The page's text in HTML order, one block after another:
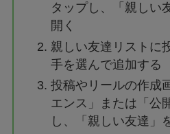
タップし、「親しい
開く
親しい友達リストに
手を選んで追加する
投稿やリールの作成
エンス」または「公
し、「親しい友達」